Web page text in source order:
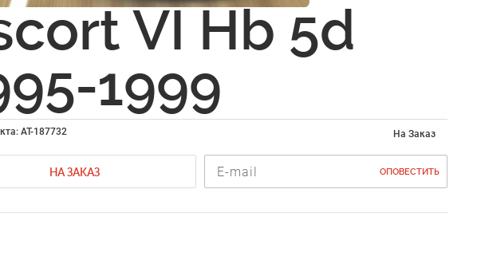
VI Hb 5d
1999
AT-187732 На Заказ
НА ЗАКАЗ ОПОВЕСТИТЬ